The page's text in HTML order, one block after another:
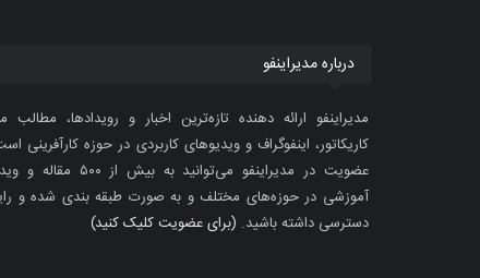
درباره مدیراینفو
مدیراینفو ارائه دهنده تازه‌ترین اخبار و رویدادها، مطالب
کاریکاتور، اینفوگراف و ویدیوهای کاربردی در حوزه کارآفرینی
عضویت در مدیراینفو می‌توانید به بیش از
آموزشی در حوزه‌های مختلف و به صورت طبقه بندی شده و
دسترسی داشته باشید. (برای عضویت کلیک کنید)